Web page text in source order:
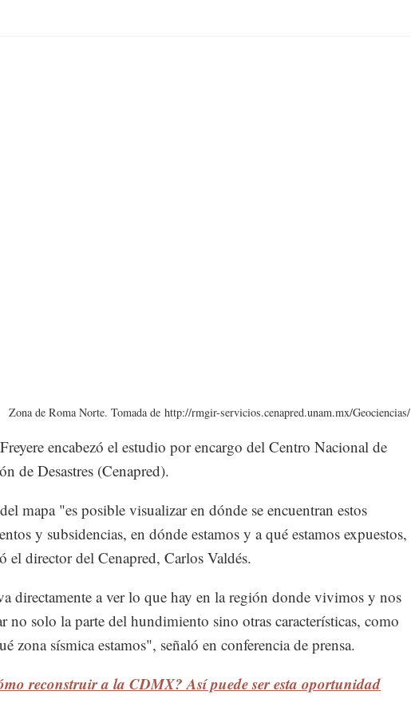
Zona de Roma Norte. Tomada de http://rmgir-servicios.cenapred.unam.mx/Geociencias/
encabezó el estudio por encargo del Centro Nacional de
de Desastres (Cenapred).
mapa "es posible visualizar en dónde se encuentran estos
y subsidencias, en dónde estamos y a qué estamos expuestos,
el director del Cenapred, Carlos Valdés.
directamente a ver lo que hay en la región donde vivimos y nos
no solo la parte del hundimiento sino otras características, como
zona sísmica estamos", señaló en conferencia de prensa.
reconstruir a la CDMX? Así puede ser esta oportunidad